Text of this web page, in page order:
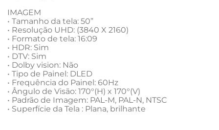
IMAGEM
• Tamanho da tela: 50”
• Resolução UHD: (3840 X 2160)
• Formato de tela: 16:09
• HDR: Sim
• DTV: Sim
• Dolby vision: Não
• Tipo de Painel: DLED
• Frequência do Painel: 60Hz
• Ângulo de Visão: 170°(H) x 170°(V)
• Padrão de Imagem: PAL-M, PAL-N, NTSC
• Superfície da Tela : Plana, brilhante